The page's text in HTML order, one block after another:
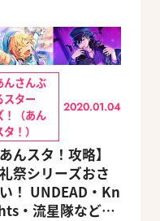
んさんぶ
スター
！（あん
タ！）
2020.01.04
あんスタ！攻略】
祭シリーズおさ
！ UNDEAD・Kn
・流星隊など、